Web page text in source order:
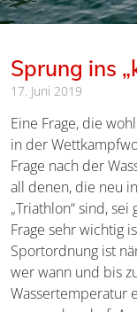
Sprung ins
17. Juni 2019
Eine Frage, die
in der
Frage nach der
all denen, die neu
„Triathlon“ sind, sei
Frage sehr wichtig
Sportordnung ist
wer wann und bis
Wassertemperatur